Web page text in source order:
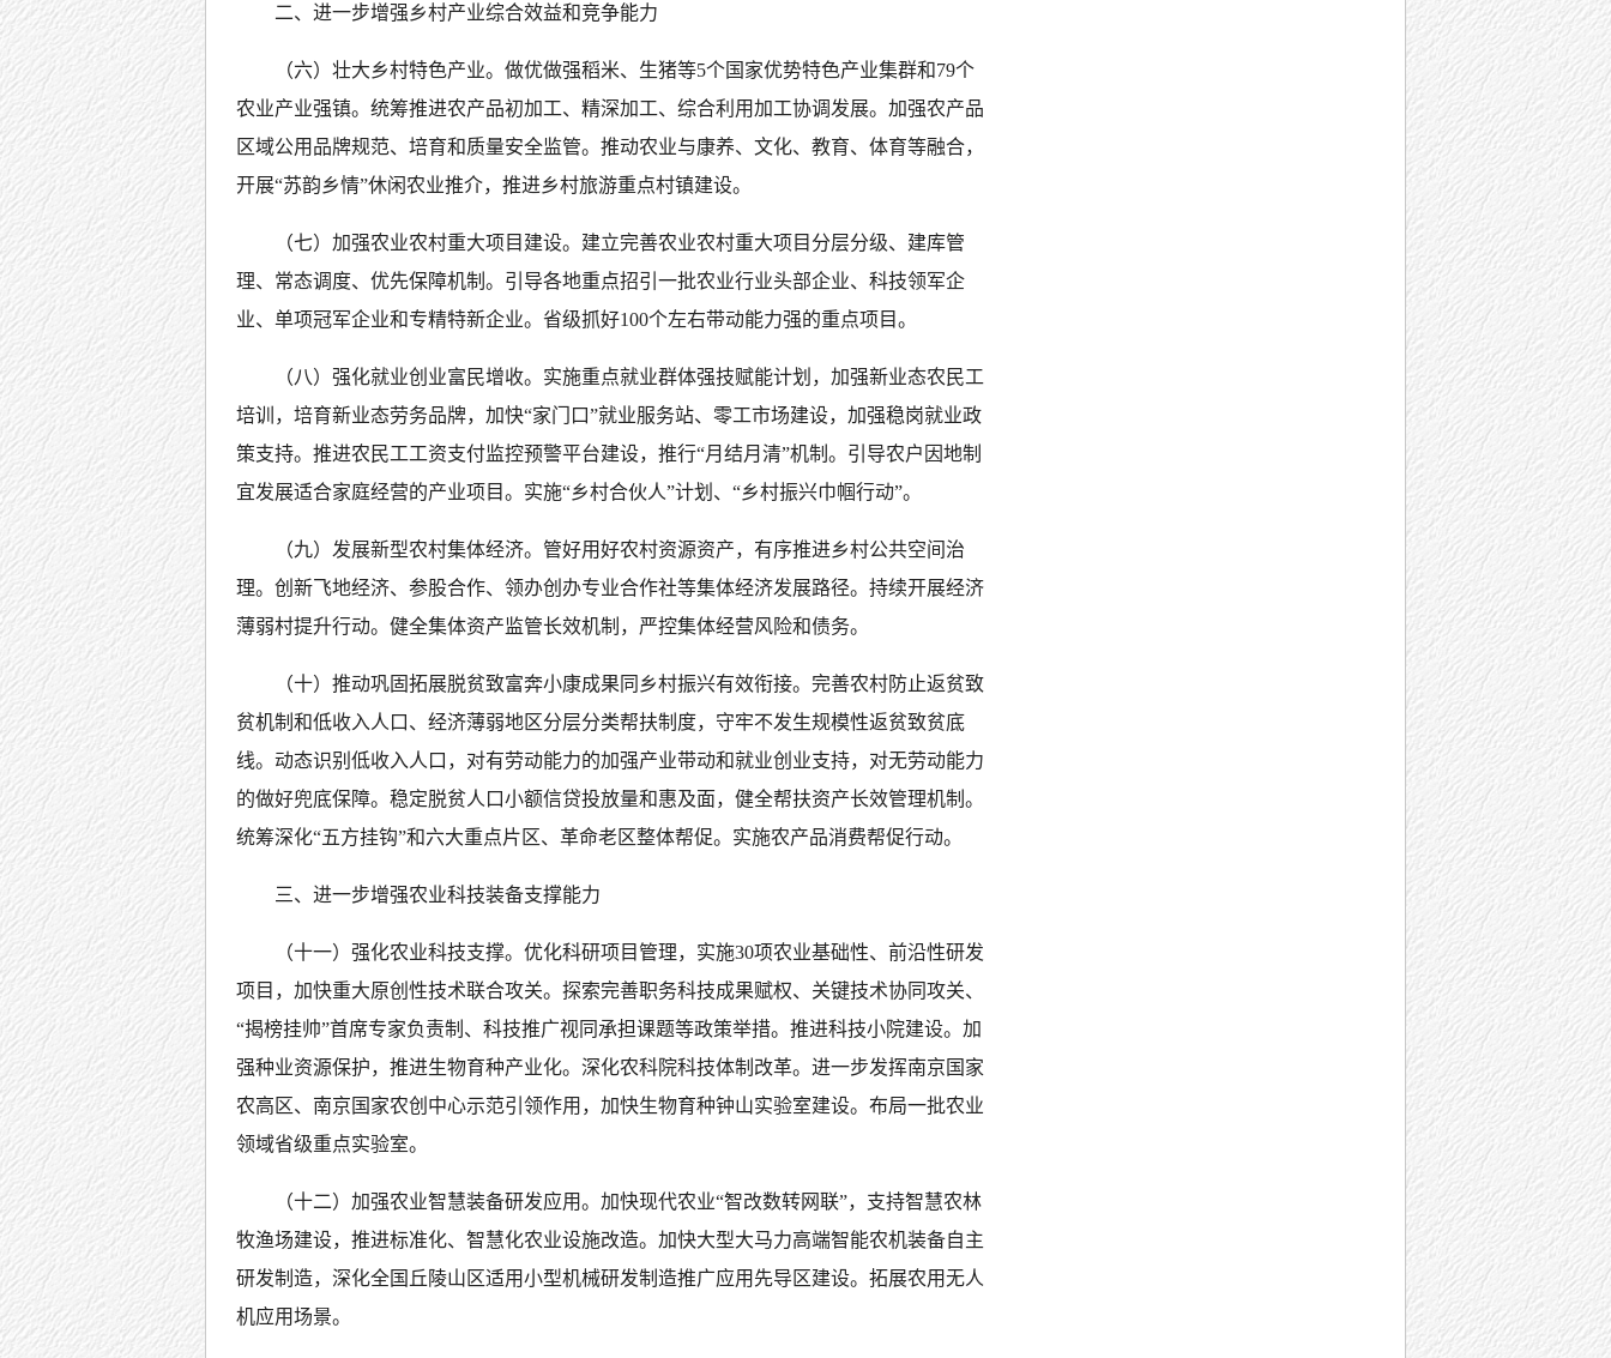
二、进一步增强乡村产业综合效益和竞争能力
（六）壮大乡村特色产业。做优做强稻米、生猪等5个国家优势特色产业集群和79个
农业产业强镇。统筹推进农产品初加工、精深加工、综合利用加工协调发展。加强农产品
区域公用品牌规范、培育和质量安全监管。推动农业与康养、文化、教育、体育等融合，
开展“苏韵乡情”休闲农业推介，推进乡村旅游重点村镇建设。
（七）加强农业农村重大项目建设。建立完善农业农村重大项目分层分级、建库管
理、常态调度、优先保障机制。引导各地重点招引一批农业行业头部企业、科技领军企
业、单项冠军企业和专精特新企业。省级抓好100个左右带动能力强的重点项目。
（八）强化就业创业富民增收。实施重点就业群体强技赋能计划，加强新业态农民工
培训，培育新业态劳务品牌，加快“家门口”就业服务站、零工市场建设，加强稳岗就业政
策支持。推进农民工工资支付监控预警平台建设，推行“月结月清”机制。引导农户因地制
宜发展适合家庭经营的产业项目。实施“乡村合伙人”计划、“乡村振兴巾帼行动”。
（九）发展新型农村集体经济。管好用好农村资源资产，有序推进乡村公共空间治
理。创新飞地经济、参股合作、领办创办专业合作社等集体经济发展路径。持续开展经济
薄弱村提升行动。健全集体资产监管长效机制，严控集体经营风险和债务。
（十）推动巩固拓展脱贫致富奔小康成果同乡村振兴有效衔接。完善农村防止返贫致
贫机制和低收入人口、经济薄弱地区分层分类帮扶制度，守牢不发生规模性返贫致贫底
线。动态识别低收入人口，对有劳动能力的加强产业带动和就业创业支持，对无劳动能力
的做好兜底保障。稳定脱贫人口小额信贷投放量和惠及面，健全帮扶资产长效管理机制。
统筹深化“五方挂钩”和六大重点片区、革命老区整体帮促。实施农产品消费帮促行动。
三、进一步增强农业科技装备支撑能力
（十一）强化农业科技支撑。优化科研项目管理，实施30项农业基础性、前沿性研发
项目，加快重大原创性技术联合攻关。探索完善职务科技成果赋权、关键技术协同攻关、
“揭榜挂帅”首席专家负责制、科技推广视同承担课题等政策举措。推进科技小院建设。加
强种业资源保护，推进生物育种产业化。深化农科院科技体制改革。进一步发挥南京国家
农高区、南京国家农创中心示范引领作用，加快生物育种钟山实验室建设。布局一批农业
领域省级重点实验室。
（十二）加强农业智慧装备研发应用。加快现代农业“智改数转网联”，支持智慧农林
牧渔场建设，推进标准化、智慧化农业设施改造。加快大型大马力高端智能农机装备自主
研发制造，深化全国丘陵山区适用小型机械研发制造推广应用先导区建设。拓展农用无人
机应用场景。